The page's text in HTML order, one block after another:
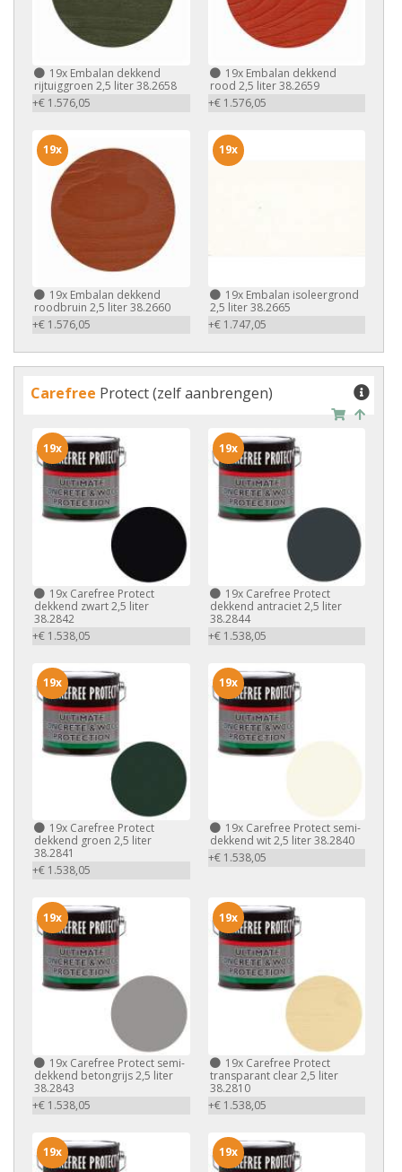
19x Embalan dekkend
rijtuiggroen 2,5 liter 38.2658
+€ 1.576,05
19xEmbalan dekkend
rood 2,5 liter 38.2659
+€ 1.576,05
19x Embalan dekkend
roodbruin 2,5 liter 38.2660
+€ 1.576,05
19x
19xEmbalan isoleergrond
2,5 liter 38.2665
+€ 1.747,05
19x
Carefree Protect (zelf aanbrengen)
19x Carefree Protect
dekkend zwart 2,5 liter
38.2842
+€ 1.538,05
19x
19xCarefree Protect
dekkend antraciet 2,5 liter
38.2844
+€ 1.538,05
19x
19x Carefree Protect
dekkend groen 2,5 liter
38.2841
+€ 1.538,05
19x
19xCarefree Protect semi-
dekkend wit 2,5 liter 38.2840
+€ 1.538,05
19x
19x Carefree Protect semi-
dekkend betongrijs 2,5 liter
38.2843
+€ 1.538,05
19x
19xCarefree Protect
transparant clear 2,5 liter
38.2810
+€ 1.538,05
19x
19x 19x